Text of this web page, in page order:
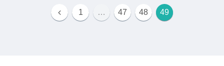
1 … 47 48 49